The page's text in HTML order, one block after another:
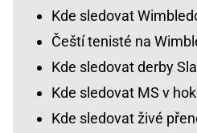
Kde sledovat
Čeští tenisté na
Kde sledovat derby
Kde sledovat MS v
Kde sledovat živé